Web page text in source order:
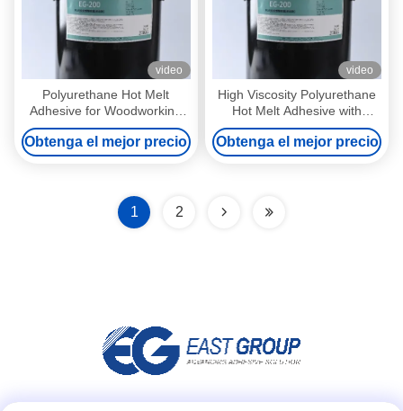
video
Polyurethane Hot Melt
Adhesive for Woodworking
2kg 20kg 200kg Waterproof
High Strength PVC Wrapping
Obtenga el mejor precio
video
High Viscosity Polyurethane
Hot Melt Adhesive with
50000mPa·s Melt Viscosity
for 120ºC-140ºC Service
Temperature and 78 ± 5 ºC
Obtenga el mejor precio
1 2